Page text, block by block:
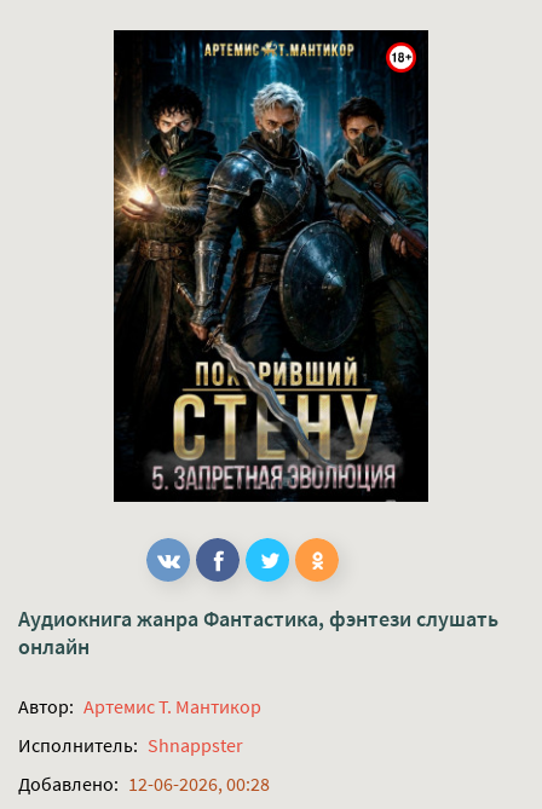
Аудиокнига жанра Фантастика, фэнтези слушать
онлайн
Автор: Артемис Т. Мантикор
Исполнитель: Shnappster
Добавлено: 12-06-2026, 00:28